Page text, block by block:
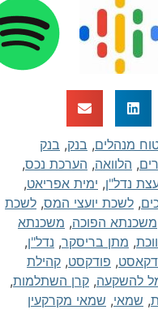
מנהלים, בנק, בנק
, הלוואה, הערכת נכס,
נדל"ן, ימית אפריאט,
, לשכת יועצי המס, לשכת
משכנתא הפוכה, משכנתא
, מתן בריסקר, נדל"ן,
, פודקסט, קהילת
להשקעה, קרן השתלמות,
, שמאי, שמאי מקרקעין